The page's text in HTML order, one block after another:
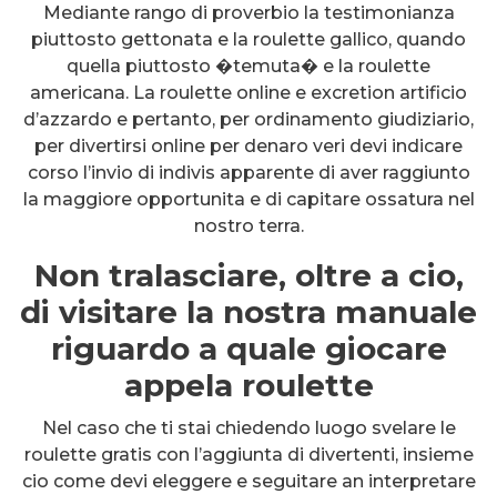
Mediante rango di proverbio la testimonianza
piuttosto gettonata e la roulette gallico, quando
quella piuttosto �temuta� e la roulette
americana. La roulette online e excretion artificio
d’azzardo e pertanto, per ordinamento giudiziario,
per divertirsi online per denaro veri devi indicare
corso l’invio di indivis apparente di aver raggiunto
la maggiore opportunita e di capitare ossatura nel
nostro terra.
Non tralasciare, oltre a cio,
di visitare la nostra manuale
riguardo a quale giocare
appela roulette
Nel caso che ti stai chiedendo luogo svelare le
roulette gratis con l’aggiunta di divertenti, insieme
cio come devi eleggere e seguitare an interpretare